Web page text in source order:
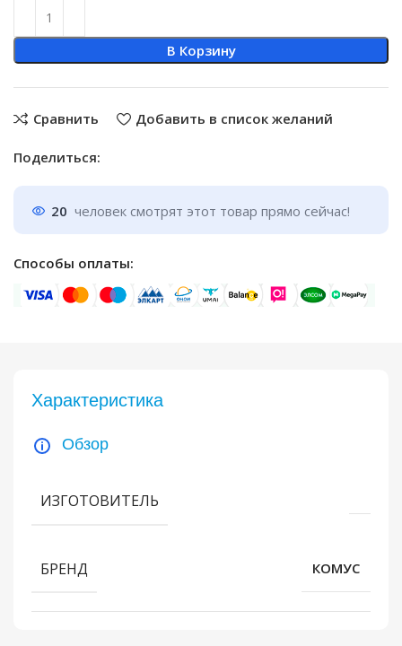
В Корзину
Сравнить Добавить в список желаний
Поделиться:
20 человек смотрят этот товар прямо сейчас!
Способы оплаты:
Характеристика
Обзор
ИЗГОТОВИТЕЛЬ
БРЕНД КОМУС